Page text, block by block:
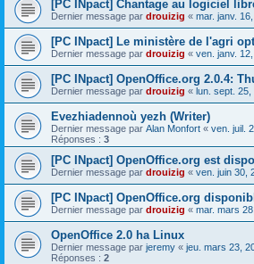
[PC INpact] Chantage au logiciel
Dernier message par drouizig « mar. janv.
[PC INpact] Le ministère de l'agri
Dernier message par drouizig « ven. janv.
[PC INpact] OpenOffice.org 2.0.4:
Dernier message par drouizig « lun. sept. 25,
Evezhiadennoù yezh (Writer)
Dernier message par Alan Monfort « ven. juil.
Réponses : 3
[PC INpact] OpenOffice.org est
Dernier message par drouizig « ven. juin 30,
[PC INpact] OpenOffice.org
Dernier message par drouizig « mar. mars
OpenOffice 2.0 ha Linux
Dernier message par jeremy « jeu. mars 23,
Réponses : 2